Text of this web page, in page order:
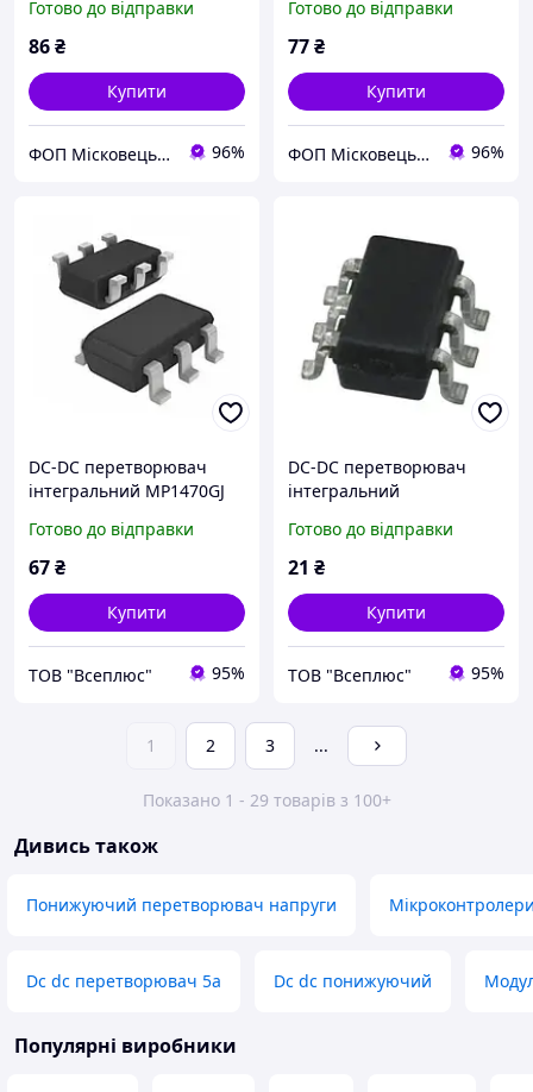
Готово до відправки
86₴
Купити
ФОП Місковець О.Г. 96%
Готово до відправки
77₴
Купити
ФОП Місковець О.Г. 96%
DC-DC перетворювач
інтегральний MP1470GJ
Готово до відправки
67₴
Купити
ТОВ "Всеплюс" 95%
DC-DC перетворювач
інтегральний
Готово до відправки
21 ₴
Купити
ТОВ "Всеплюс" 95%
1 2 3 ...
Показано 1 - 29 товарів з 100+
Дивись також
Понижуючий перетворювач напруги
Dc dc перетворювач 5а Dc dc понижуючий
Популярні виробники